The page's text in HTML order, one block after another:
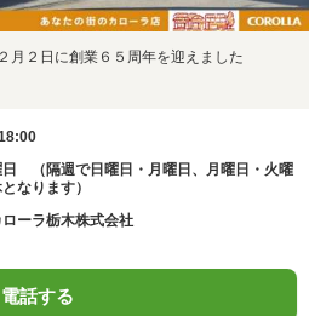
２日に創業６５周年を迎えました
日 （隔週で日曜日・月曜日、月曜日・火曜
なります）
ローラ栃木株式会社
電話する